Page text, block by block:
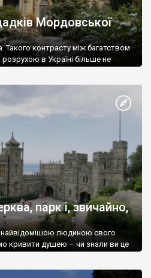
Мордовської
Такого контрасту між багатством
в Україні більше не
парк і, звичайно,
найвідомішою людиною свого
кривити душею – чи знали ви це